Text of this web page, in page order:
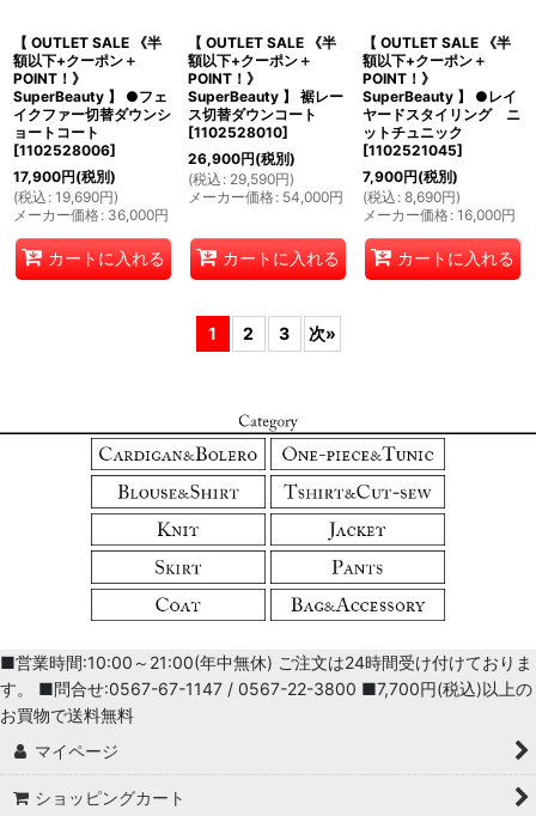
【 OUTLET SALE 《半
額以下+クーポン＋
POINT！》
SuperBeauty 】 ●フェ
イクファー切替ダウンシ
ョートコート
[1102528006]
17,900円(税別)
(税込 : 19,690円)
メーカー価格: 36,000円
カートに入れる
【 OUTLET SALE 《半
額以下+クーポン＋
POINT！》
SuperBeauty 】 裾レー
ス切替ダウンコート
[1102528010]
26,900円(税別)
(税込 : 29,590円)
メーカー価格: 54,000円
カートに入れる
【 OUTLET SALE 《半
額以下+クーポン＋
POINT！》
SuperBeauty 】 ●レイ
ヤードスタイリング ニ
ットチュニック
[1102521045]
7,900円(税別)
(税込 : 8,690円)
メーカー価格: 16,000円
カートに入れる
1 2 3 次»
■営業時間:10:00～21:00(年中無休) ご注文は24時間受け付けておりま
す。 ■問合せ:0567-67-1147 / 0567-22-3800 ■7,700円(税込)以上の
お買物で送料無料
マイページ
ショッピングカート